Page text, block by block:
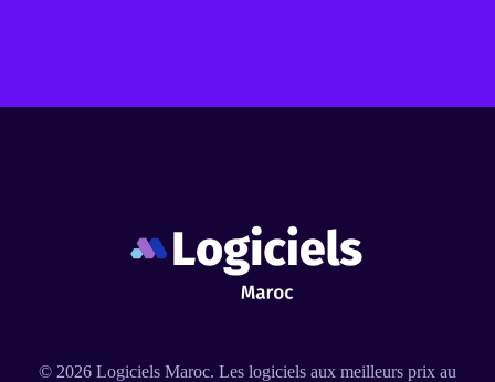
© 2026 Logiciels Maroc. Les logiciels aux meilleurs prix au